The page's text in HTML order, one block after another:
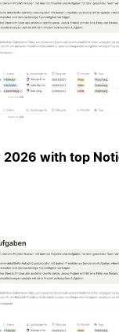
2026 with top